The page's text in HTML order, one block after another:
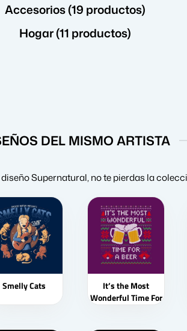
Accesorios (19 productos)
Hogar (11 productos)
DEL MISMO ARTISTA
Supernatural, no te pierdas la
Smelly Cats
It’s the Most
Wonderful Time For